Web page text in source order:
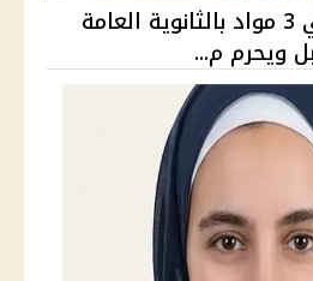
التعليم: الراسب في 3 مواد بالثانوية العامة
ويحرم م...